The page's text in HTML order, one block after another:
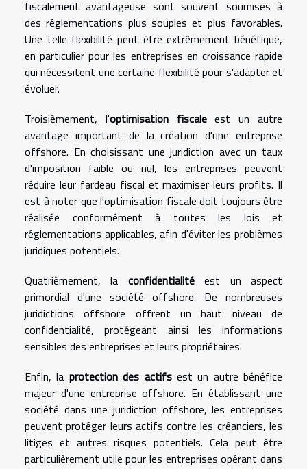
fiscalement avantageuse sont souvent soumises à
des réglementations plus souples et plus favorables.
Une telle flexibilité peut être extrêmement bénéfique,
en particulier pour les entreprises en croissance rapide
qui nécessitent une certaine flexibilité pour s'adapter et
évoluer.
Troisièmement, l'optimisation fiscaleest un autre
avantage important de la création d'une entreprise
offshore. En choisissant une juridiction avec un taux
d'imposition faible ou nul, les entreprises peuvent
réduire leur fardeau fiscal et maximiser leurs profits. Il
est à noter que l'optimisation fiscale doit toujours être
réalisée conformément à toutes les lois et
réglementations applicables, afin d'éviter les problèmes
juridiques potentiels.
Quatrièmement, la confidentialitéest un aspect
primordial d'une société offshore. De nombreuses
juridictions offshore offrent un haut niveau de
confidentialité, protégeant ainsi les informations
sensibles des entreprises et leurs propriétaires.
Enfin, la protection des actifsest un autre bénéfice
majeur d'une entreprise offshore. En établissant une
société dans une juridiction offshore, les entreprises
peuvent protéger leurs actifs contre les créanciers, les
litiges et autres risques potentiels. Cela peut être
particulièrement utile pour les entreprises opérant dans